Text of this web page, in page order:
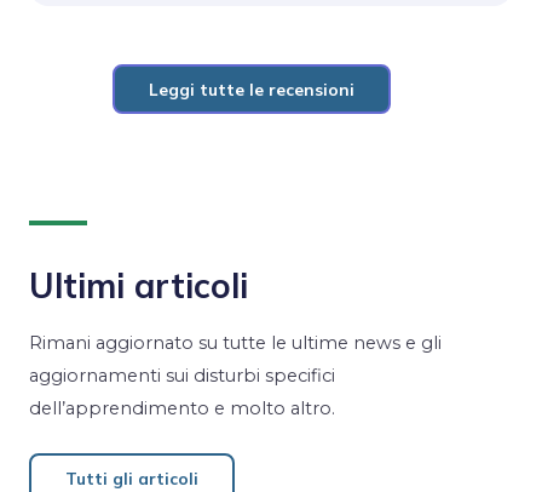
Leggi tutte le recensioni
Ultimi articoli
Rimani aggiornato su tutte le ultime news e gli
aggiornamenti sui disturbi specifici
dell’apprendimento e molto altro.
Tutti gli articoli